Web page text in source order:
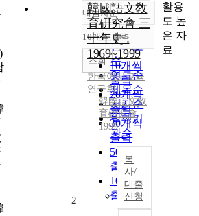
정확도
순
인기도
순
연도순
제목순
저자순
발행기
관순
내림차순
내림차순
10개씩 출력
10개씩
출력
20개씩
출력
30개씩
출력
50개씩
출력
100개씩
출력
조회
韓國語文敎
育硏究會 三
十年史 :
1969~1999
한국어문교육
연구회
韓國語文敎
育硏究會
1999
복
사/
대출
신청
2
활용
도 높
은 자
료